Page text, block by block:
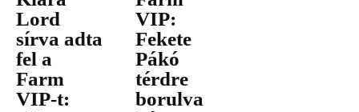
Lord
sírva adta
fel a
Farm
VIP-t:
VIP:
Fekete
Pákó
térdre
borulva